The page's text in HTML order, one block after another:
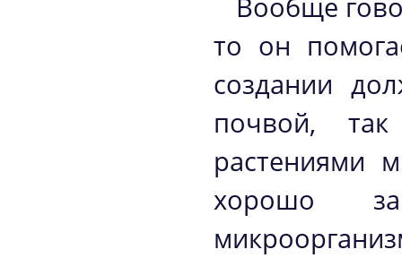
Вообще
то он
создании
почвой,
растениями
хорошо